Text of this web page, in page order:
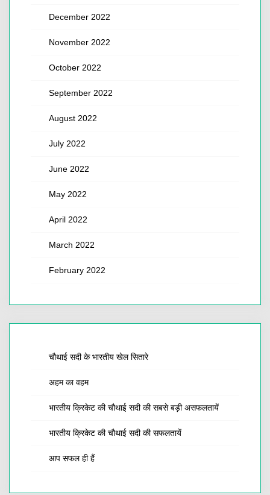
December 2022
November 2022
October 2022
September 2022
August 2022
July 2022
June 2022
May 2022
April 2022
March 2022
February 2022
चौथाई सदी के भारतीय खेल सितारे
अहम का वहम
भारतीय क्रिकेट की चौथाई सदी की सबसे बड़ी असफलतायें
भारतीय क्रिकेट की चौथाई सदी की सफलतायें
आप सफल ही हैं